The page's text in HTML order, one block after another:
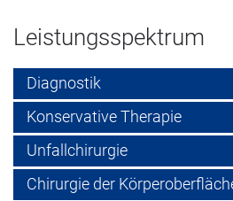
Leistungsspektrum
Diagnostik
Konservative Therapie
Unfallchirurgie
Chirurgie der